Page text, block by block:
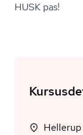
HUSK pas!